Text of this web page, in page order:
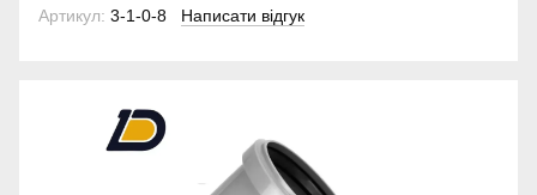
Артикул: 3-1-0-8 Написати відгук